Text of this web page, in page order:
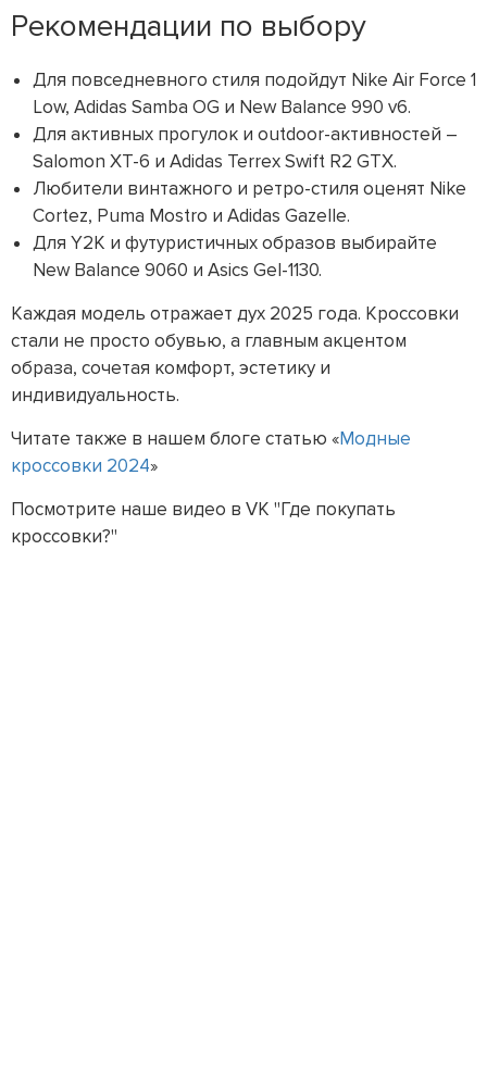
Рекомендации по выбору
Для повседневного стиля подойдут Nike Air Force 1
Low, Adidas Samba OG и New Balance 990 v6.
Для активных прогулок и outdoor-активностей –
Salomon XT-6 и Adidas Terrex Swift R2 GTX.
Любители винтажного и ретро-стиля оценят Nike
Cortez, Puma Mostro и Adidas Gazelle.
Для Y2K и футуристичных образов выбирайте
New Balance 9060 и Asics Gel-1130.
Каждая модель отражает дух 2025 года. Кроссовки
стали не просто обувью, а главным акцентом
образа, сочетая комфорт, эстетику и
индивидуальность.
Читате также в нашем блоге статью «Модные
кроссовки 2024»
Посмотрите наше видео в VK "Где покупать
кроссовки?"